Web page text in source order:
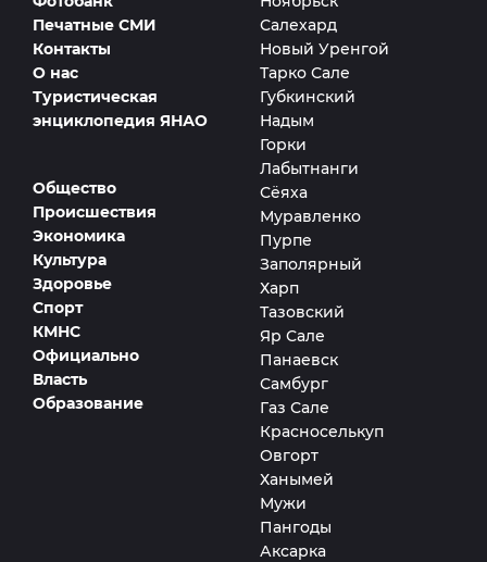
Общество
Происшествия
Экономика
Культура
Здоровье
Спорт
КМНС
Официально
Власть
Образование
Печатные СМИ
Контакты
О нас
Туристическая
энциклопедия ЯНАО
Салехард
Новый Уренгой
Тарко Сале
Губкинский
Надым
Горки
Лабытнанги
Сёяха
Муравленко
Пурпе
Заполярный
Харп
Тазовский
Яр Сале
Панаевск
Самбург
Газ Сале
Красноселькуп
Овгорт
Ханымей
Мужи
Пангоды
Аксарка